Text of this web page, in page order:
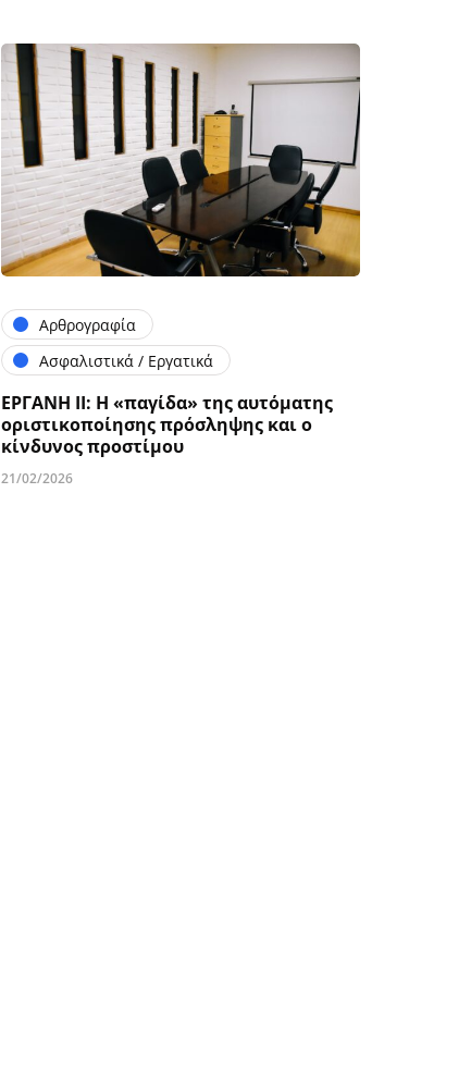
Αρθρογραφία
Ασφαλιστικά / Εργατικά
ΕΡΓΑΝΗ ΙΙ: Η «παγίδα» της αυτόματης
οριστικοποίησης πρόσληψης και ο
κίνδυνος προστίμου
21/02/2026